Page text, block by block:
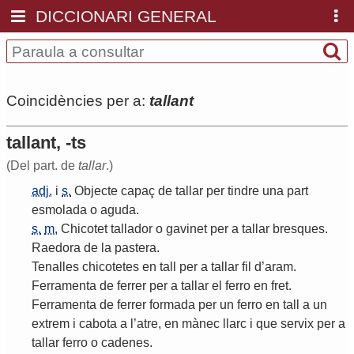
DICCIONARI GENERAL
Coincidències per a: tallant
tallant, -ts
(Del part. de tallar.)
adj. i s. Objecte capaç de tallar per tindre una part
esmolada o aguda.
s. m. Chicotet tallador o gavinet per a tallar bresques.
Raedora de la pastera.
Tenalles chicotetes en tall per a tallar fil d’aram.
Ferramenta de ferrer per a tallar el ferro en fret.
Ferramenta de ferrer formada per un ferro en tall a un
extrem i cabota a ’atre, en mànec llarc i que servix per a
tallar ferro o cadenes.